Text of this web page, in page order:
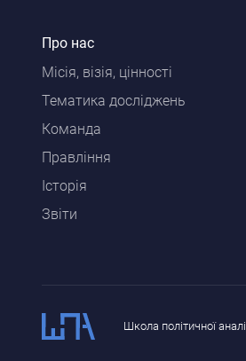
Про нас
Місія, візія, цінності
Тематика досліджень
Команда
Правління
Історія
Звіти
Школа політичної